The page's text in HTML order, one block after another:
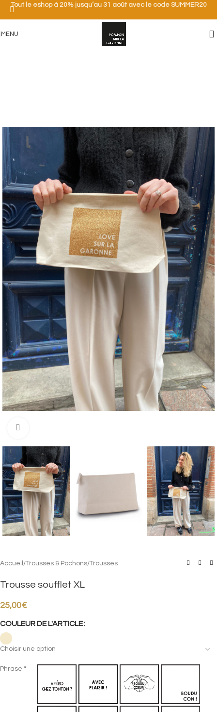
Tout le eshop à 20% jusqu’au 31 août avec le code SUMMER20
MENU
Accueil /Trousses & Pochons/Trousses
Trousse soufflet XL
25,00€
COULEUR DE L'ARTICLE
Section
Phrase *